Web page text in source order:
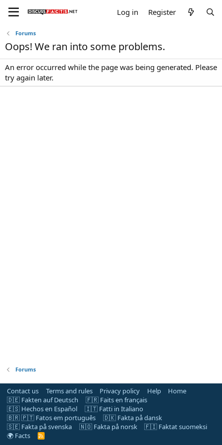
Log in Register
Forums
Oops! We ran into some problems.
An error occurred while the page was being generated. Please
try again later.
Forums
Contact us Terms and rules Privacy policy Help
Home
🇩🇪 Fakten auf Deutsch
🇫🇷 Faits en français
🇪🇸 Hechos en Español
🇮🇹 Fatti in Italiano
🇧🇷 🇵🇹 Fatos em português
🇩🇰 Fakta på dansk
🇸🇪 Fakta på svenska
🇳🇴 Fakta på norsk
🇫🇮 Faktat suomeksi
🌍 Facts
R